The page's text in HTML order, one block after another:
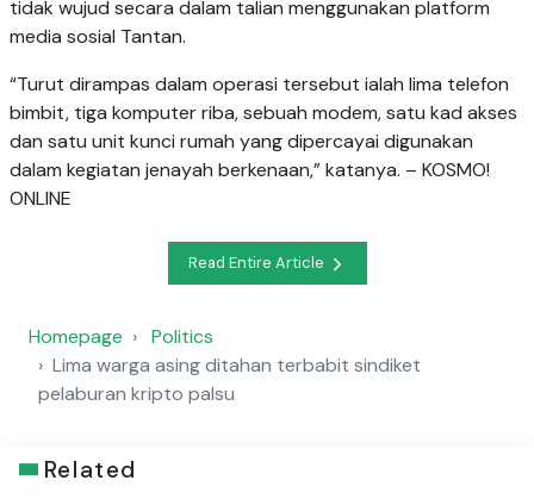
tidak wujud secara dalam talian menggunakan platform
media sosial Tantan.
“Turut dirampas dalam operasi tersebut ialah lima telefon
bimbit, tiga komputer riba, sebuah modem, satu kad akses
dan satu unit kunci rumah yang dipercayai digunakan
dalam kegiatan jenayah berkenaan,” katanya. – KOSMO!
ONLINE
Read Entire Article
Homepage
Politics
Lima warga asing ditahan terbabit sindiket
pelaburan kripto palsu
Related